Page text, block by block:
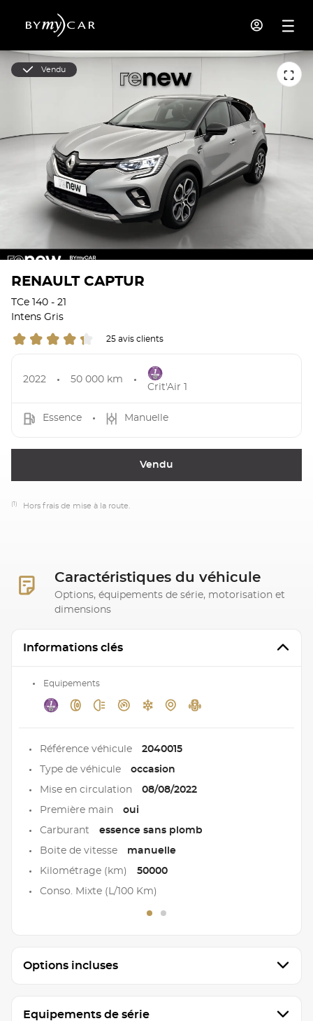
Vendu
RENAULT CAPTUR
TCe 140 - 21
Intens Gris
25 avis clients
2022 50 000 km
Crit'Air 1
Essence Manuelle
Vendu
(1) Hors frais de mise à la route.
Caractéristiques du véhicule
Options, équipements de série, motorisation et
dimensions
Informations clés
Equipements
Référence véhicule 2040015
Type de véhicule occasion
Mise en circulation 08/08/2022
Première main oui
Carburant essence sans plomb
Boite de vitesse manuelle
Kilométrage (km) 50000
Conso. Mixte (L/100 Km)
Options incluses
Equipements de série